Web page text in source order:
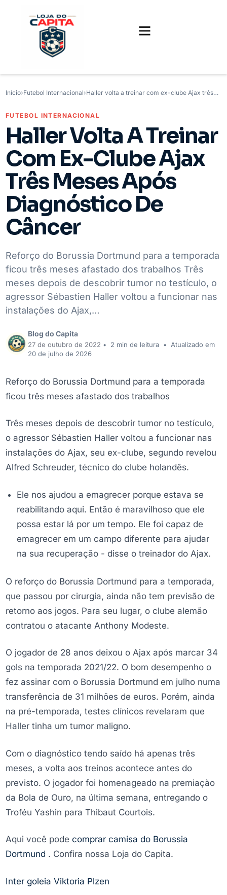
Início›Futebol Internacional›Haller volta a treinar com ex-clube Ajax três…
FUTEBOL INTERNACIONAL
Haller Volta A Treinar
Com Ex-Clube Ajax
Três Meses Após
Diagnóstico De
Câncer
Reforço do Borussia Dortmund para a temporada
ficou três meses afastado dos trabalhos Três
meses depois de descobrir tumor no testículo, o
agressor Sébastien Haller voltou a funcionar nas
instalações do Ajax,…
Blog do Capita
27 de outubro de 2022 • 2 min de leitura •
Atualizado em
20 de julho de 2026
Reforço do Borussia Dortmund para a temporada
ficou três meses afastado dos trabalhos
Três meses depois de descobrir tumor no testículo,
o agressor Sébastien Haller voltou a funcionar nas
instalações do Ajax, seu ex-clube, segundo revelou
Alfred Schreuder, técnico do clube holandês.
Ele nos ajudou a emagrecer porque estava se
reabilitando aqui. Então é maravilhoso que ele
possa estar lá por um tempo. Ele foi capaz de
emagrecer em um campo diferente para ajudar
na sua recuperação - disse o treinador do Ajax.
O reforço do Borussia Dortmund para a temporada,
que passou por cirurgia, ainda não tem previsão de
retorno aos jogos. Para seu lugar, o clube alemão
contratou o atacante Anthony Modeste.
O jogador de 28 anos deixou o Ajax após marcar 34
gols na temporada 2021/22. O bom desempenho o
fez assinar com o Borussia Dortmund em julho numa
transferência de 31 milhões de euros. Porém, ainda
na pré-temporada, testes clínicos revelaram que
Haller tinha um tumor maligno.
Com o diagnóstico tendo saído há apenas três
meses, a volta aos treinos acontece antes do
previsto. O jogador foi homenageado na premiação
da Bola de Ouro, na última semana, entregando o
Troféu Yashin para Thibaut Courtois.
Aqui você pode comprar camisa do Borussia
Dortmund . Confira nossa Loja do Capita.
Inter goleia Viktoria Plzen